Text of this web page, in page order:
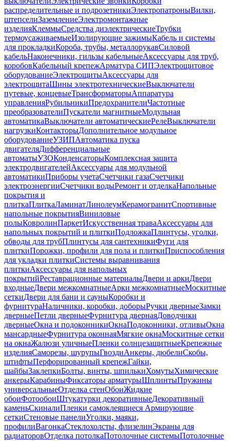
распределительные и подрозетникиЭлектропатроныВилки,
штепселиЗаземлениеЭлектромонтажные
изделияКлеммыСредства диэлектрическиеТрубки
термоусаживаемыеИзолирующие зажимыКабель и системы
для прокладкиКороба, трубы, металлорукавСиловой
кабельНаконечники, гильзы кабельныеАксессуары для труб,
коробовКабельный крепежАрматура СИПЭлектрощитовое
оборудованиеЭлектрощитыАксессуары для
электрощитаШины электротехническиеВыключатели
путевые, концевыеТрансформаторыАппаратура
управленияРубильникиПредохранителиЧастотные
преобразователиПускатели магнитныеМодульная
автоматикаВыключатели автоматическиеРелеВыключатели
нагрузкиКонтакторыДополнительное модульное
оборудованиеУЗИПАвтоматика пуска
двигателяДифференциальные
автоматыУЗОКонденсаторыКомплексная защита
электродвигателейАксессуары для модульной
автоматикиПриборы учетаСчетчики газаСчетчики
электроэнергииСчетчики водыРемонт и отделкаНапольные
покрытия и
плиткаПлиткаЛаминатЛинолеумКерамогранитСпортивные
напольные покрытияВиниловые
полыКовролинПаркетИскусственная траваАксессуары для
напольных покрытий и плиткиПодложкаПлинтусы, уголки,
обводы для трубПлинтусы для сантехникиФуги для
плиткиПорожки, профили для пола и плиткиПриспособления
для укладки плиткиСистемы выравнивания
плиткиАксессуары для напольных
покрытийРеставрационные материалыДвери и аркиДвери
входныеДвери межкомнатныеАрки межкомнатныеМоскитные
сеткиДвери для бани и сауныКоробки и
фурнитураНаличники, коробки, доборыРучки дверныеЗамки
дверныеПетли дверныеФурнитура двернаяДоводчики
дверныеОкна и подоконникиОкнаПодоконники, отливыОкна
мансардныеФурнитура оконнаяМягкие окнаМоскитные сетки
на окнаЖалюзи уличныеПленки солнцезащитныеКрепежные
изделияСаморезы, шурупыГвоздиАнкеры, дюбелиСкобы,
штифтыПерфорированный крепежГайки,
шайбыЗаклепкиБолты, винты, шпилькиХомутыХимические
анкерыКарабиныФиксаторы арматурыШплинтыПружины
универсальныеОтделка стенОбоиЖидкие
обоиФотообоиШтукатурки декоративныеДекоративный
каменьСкиналиПленки самоклеящиеся Армирующие
сеткиСтеновые панелиУголки, маяки,
профилиВагонкаСтеклохолсты, флизелинЭкраны для
радиаторовОтделка потолкаПотолочные системыПотолочные